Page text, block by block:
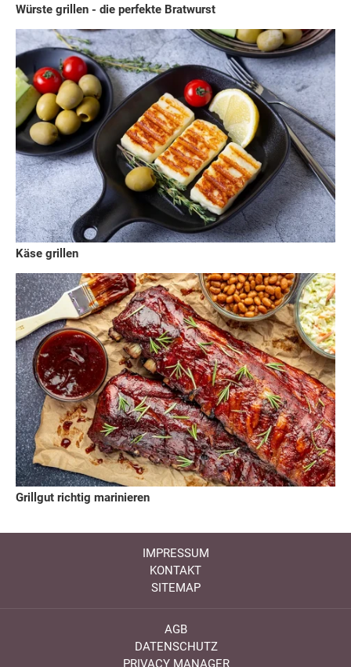
Würste grillen - die perfekte Bratwurst
Käse grillen
Grillgut richtig marinieren
IMPRESSUM
KONTAKT
SITEMAP
AGB
DATENSCHUTZ
PRIVACY MANAGER